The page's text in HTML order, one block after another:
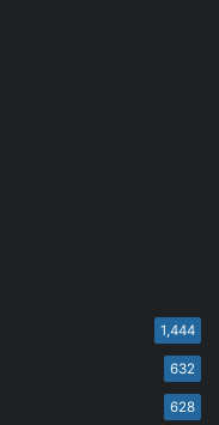
1,444
632
628